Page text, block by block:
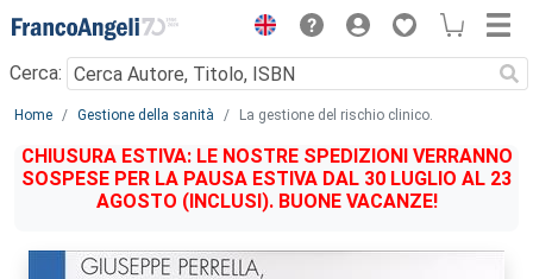
Menu
Cerca:
Main content
Home Gestione della sanità La gestione del rischio clinico.
CHIUSURA ESTIVA: LE NOSTRE SPEDIZIONI VERRANNO
SOSPESE PER LA PAUSA ESTIVA DAL 30 LUGLIO AL 23
AGOSTO (INCLUSI). BUONE VACANZE!